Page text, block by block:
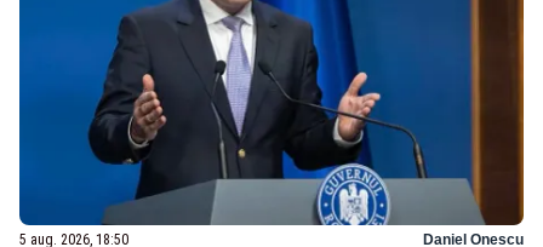
5 aug. 2026, 18:50 Daniel Onescu